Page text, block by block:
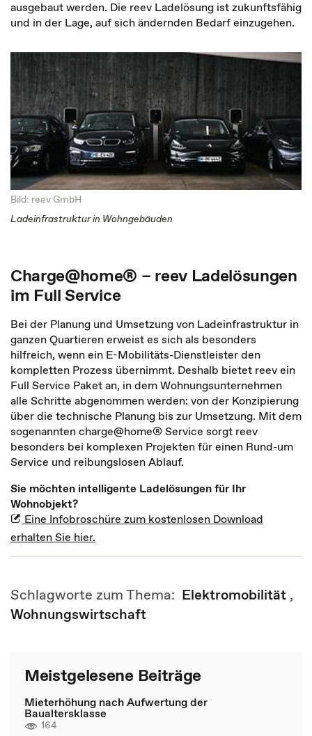
ausgebaut werden. Die reev Ladelösung ist zukunftsfähig
und in der Lage, auf sich ändernden Bedarf einzugehen.
Bild: reev GmbH
Ladeinfrastruktur in Wohngebäuden
Charge@home® – reev Ladelösungen
im Full Service
Bei der Planung und Umsetzung von Ladeinfrastruktur in
ganzen Quartieren erweist es sich als besonders
hilfreich, wenn ein E-Mobilitäts-Dienstleister den
kompletten Prozess übernimmt. Deshalb bietet reev ein
Full Service Paket an, in dem Wohnungsunternehmen
alle Schritte abgenommen werden: von der Konzipierung
über die technische Planung bis zur Umsetzung. Mit dem
sogenannten charge@home® Service sorgt reev
besonders bei komplexen Projekten für einen Rund-um
Service und reibungslosen Ablauf.
Sie möchten intelligente Ladelösungen für Ihr
Wohnobjekt?
Eine Infobroschüre zum kostenlosen Download
erhalten Sie hier.
Schlagworte zum Thema: Elektromobilität ,
Wohnungswirtschaft
Meistgelesene Beiträge
Mieterhöhung nach Aufwertung der
Baualtersklasse
164